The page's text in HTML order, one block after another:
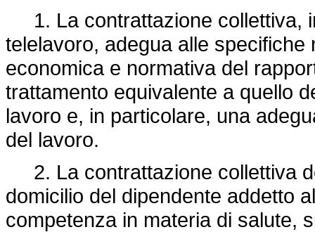
1. La contrattazione collettiva,
telelavoro, adegua alle
economica e normativa del
trattamento equivalente a quello
lavoro e, in particolare, una
del lavoro.
2. La contrattazione collettiva
domicilio del dipendente addetto
competenza in materia di salute,